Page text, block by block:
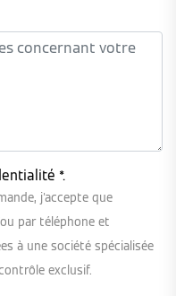
*.
j'accepte que
par téléphone et
à une société spécialisée
exclusif.